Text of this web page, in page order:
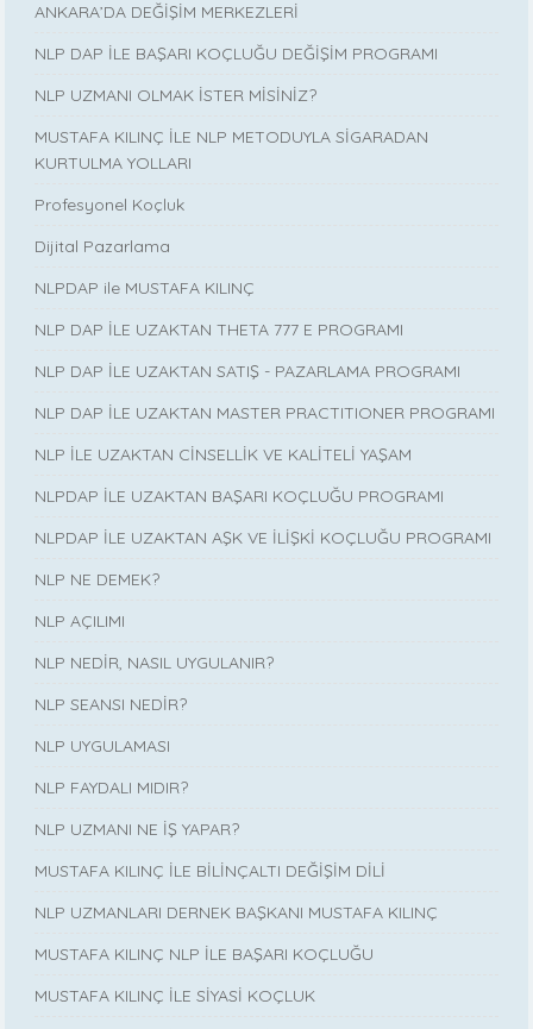
ANKARA’DA DEĞİŞİM MERKEZLERİ
NLP DAP İLE BAŞARI KOÇLUĞU DEĞİŞİM PROGRAMI
NLP UZMANI OLMAK İSTER MİSİNİZ?
MUSTAFA KILINÇ İLE NLP METODUYLA SİGARADAN
KURTULMA YOLLARI
Profesyonel Koçluk
Dijital Pazarlama
NLPDAP ile MUSTAFA KILINÇ
NLP DAP İLE UZAKTAN THETA 777 E PROGRAMI
NLP DAP İLE UZAKTAN SATIŞ - PAZARLAMA PROGRAMI
NLP DAP İLE UZAKTAN MASTER PRACTITIONER PROGRAMI
NLP İLE UZAKTAN CİNSELLİK VE KALİTELİ YAŞAM
NLPDAP İLE UZAKTAN BAŞARI KOÇLUĞU PROGRAMI
NLPDAP İLE UZAKTAN AŞK VE İLİŞKİ KOÇLUĞU PROGRAMI
NLP NE DEMEK?
NLP AÇILIMI
NLP NEDİR, NASIL UYGULANIR?
NLP SEANSI NEDİR?
NLP UYGULAMASI
NLP FAYDALI MIDIR?
NLP UZMANI NE İŞ YAPAR?
MUSTAFA KILINÇ İLE BİLİNÇALTI DEĞİŞİM DİLİ
NLP UZMANLARI DERNEK BAŞKANI MUSTAFA KILINÇ
MUSTAFA KILINÇ NLP İLE BAŞARI KOÇLUĞU
MUSTAFA KILINÇ İLE SİYASİ KOÇLUK